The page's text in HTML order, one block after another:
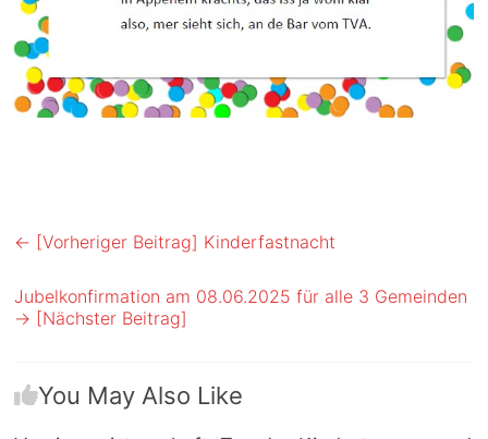
← [Vorheriger Beitrag] Kinderfastnacht
Jubelkonfirmation am 08.06.2025 für alle 3 Gemeinden
→ [Nächster Beitrag]
You May Also Like